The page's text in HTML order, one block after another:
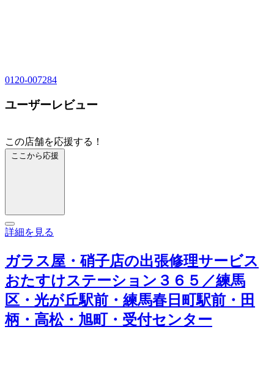
0120-007284
ユーザーレビュー
この店舗を応援する！
ここから応援
詳細を見る
ガラス屋・硝子店の出張修理サービス
おたすけステーション３６５／練馬
区・光が丘駅前・練馬春日町駅前・田
柄・高松・旭町・受付センター